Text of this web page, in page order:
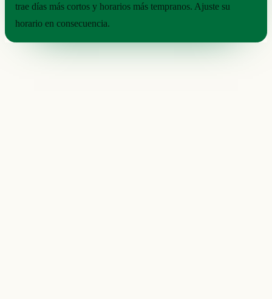
trae días más cortos y horarios más tempranos. Ajuste su
horario en consecuencia.